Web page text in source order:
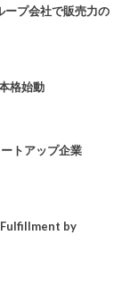
ープ会社で販売力の
格始動
トアップ企業
Fulfillment by